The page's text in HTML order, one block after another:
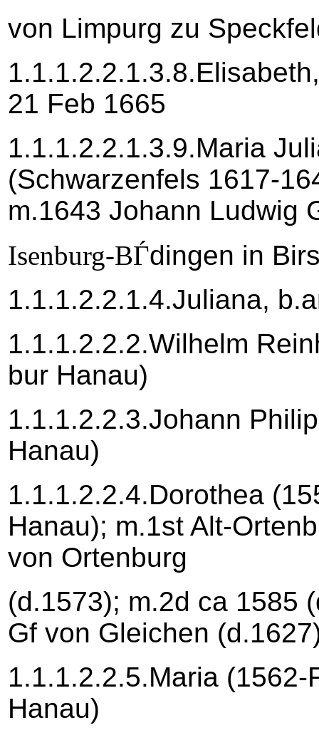
von Limpurg zu
21 Feb 1665
1.1.1.2.2.1.3.9.Maria
(Schwarzenfels 1617-
m.1643 Johann Ludwig
Isenburg-BЃdingen in
1.1.1.2.2.1.4.Juliana,
1.1.1.2.2.2.Wilhelm
bur Hanau)
1.1.1.2.2.3.Johann
Hanau)
1.1.1.2.2.4.Dorothea
Hanau); m.1st Alt-
von Ortenburg
(d.1573); m.2d ca 1585
Gf von Gleichen
1.1.1.2.2.5.Maria
Hanau)